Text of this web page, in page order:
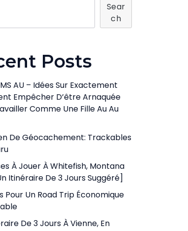
Sear
Ch
Posts
AU – Idées Sur Exactement
Empêcher D’être Arnaquée
Comme Une Fille Au Au
De Géocachement: Trackables
À Jouer À Whitefish, Montana
Itinéraire De 3 Jours Suggéré]
Pour Un Road Trip Économique
De 3 Jours À Vienne, En